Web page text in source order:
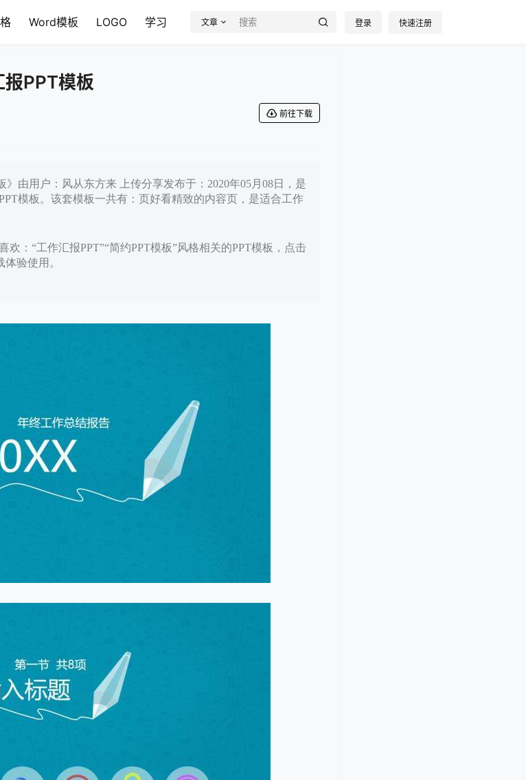
Word模板 LOGO 学习 文章 登录 快速注册
PPT模板
前往下载
》由用户：风从东方来 上传分享发布于：2020年05月08日，是
模板。该套模板一共有：页好看精致的内容页，是适合工作
：“工作汇报PPT”“简约PPT模板”风格相关的PPT模板，点击
验使用。